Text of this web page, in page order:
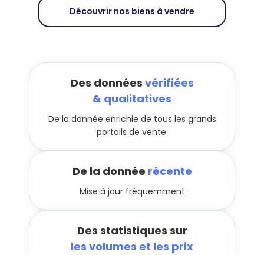
Découvrir nos biens à vendre
Des données vérifiées
& qualitatives
De la donnée enrichie de tous les grands
portails de vente.
De la donnée récente
Mise à jour fréquemment
Des statistiques sur
les volumes et les prix